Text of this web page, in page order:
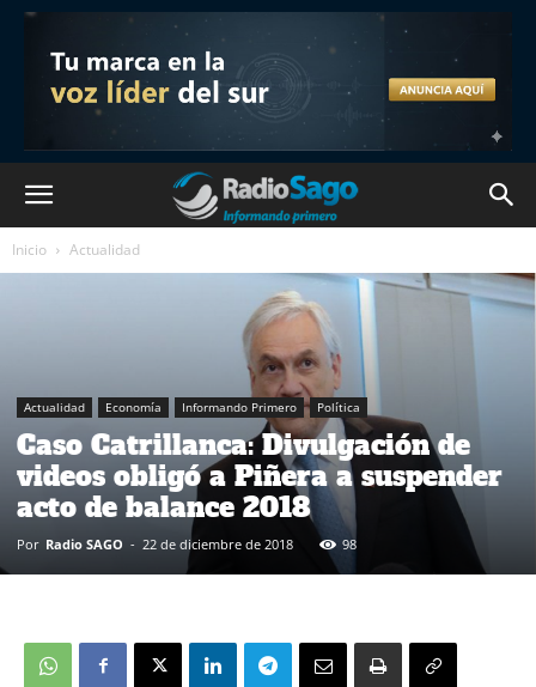
Inicio Actualidad
Actualidad Economía Informando Primero Política
Caso Catrillanca: Divulgación de
videos obligó a Piñera a suspender
acto de balance 2018
Por Radio SAGO - 22 de diciembre de 2018 98